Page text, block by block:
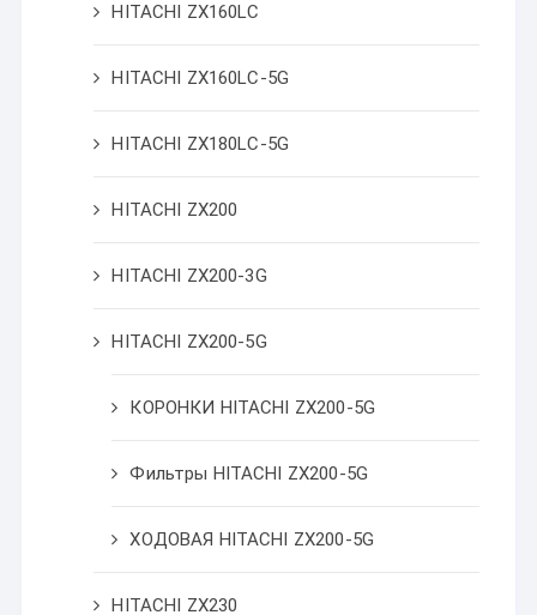
HITACHI ZX160LC
HITACHI ZX160LC-5G
HITACHI ZX180LC-5G
HITACHI ZX200
HITACHI ZX200-3G
HITACHI ZX200-5G
КОРОНКИ HITACHI ZX200-5G
Фильтры HITACHI ZX200-5G
ХОДОВАЯ HITACHI ZX200-5G
HITACHI ZX230